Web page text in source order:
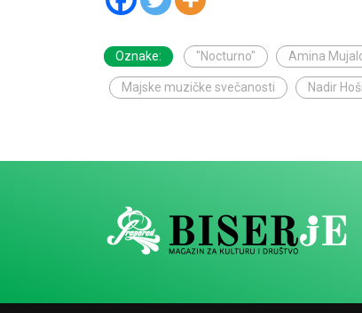
Oznake: "Nocturno" Amina
Majske muzičke svečanosti Nadir